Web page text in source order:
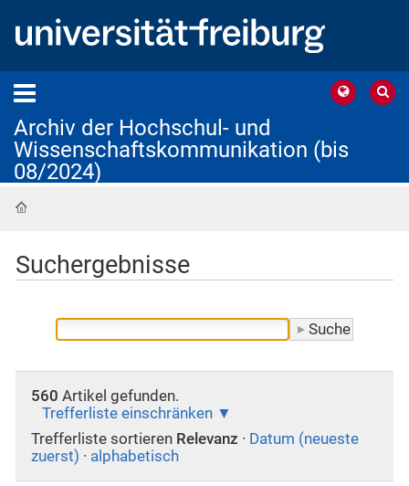
Archiv der Hochschul- und
Wissenschaftskommunikation (bis
08/2024)
Suchergebnisse
560 Artikel gefunden.
Trefferliste einschränken
Trefferliste sortieren Relevanz · Datum (neueste
zuerst) · alphabetisch